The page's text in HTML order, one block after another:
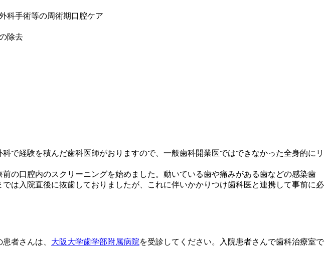
科手術等の周術期口腔ケア
除去
で経験を積んだ歯科医師がおりますので、一般歯科開業医ではできなかった全身的にリ
の口腔内のスクリーニングを始めました。動いている歯や痛みがある歯などの感染歯
は入院直後に抜歯しておりましたが、これに伴いかかりつけ歯科医と連携して事前に必
者さんは、 大阪大学歯学部附属病院を受診してください。入院患者さんで歯科治療室で